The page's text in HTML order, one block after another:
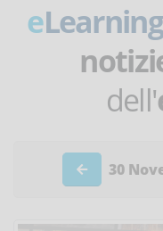
eLearning
dell'
30